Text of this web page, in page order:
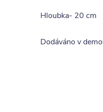
Hloubka- 20 cm
Dodáváno v